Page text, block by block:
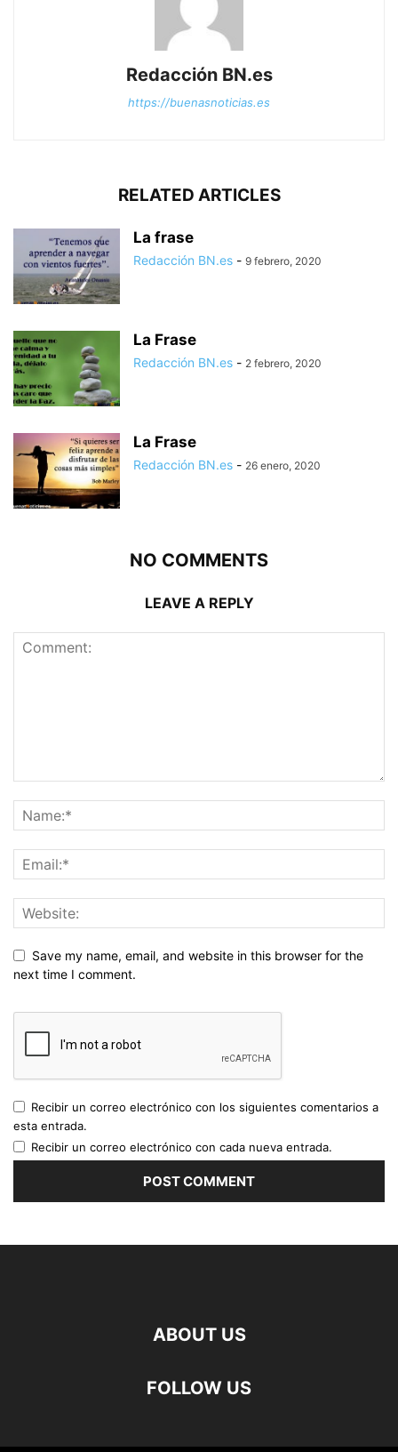
Redacción BN.es
https://buenasnoticias.es
RELATED ARTICLES
La frase
Redacción BN.es - 9 febrero, 2020
La Frase
Redacción BN.es - 2 febrero, 2020
La Frase
Redacción BN.es - 26 enero, 2020
NO COMMENTS
LEAVE A REPLY
Save my name, email, and website in this browser for the
next time I comment.
Recibir un correo electrónico con los siguientes comentarios a
esta entrada.
Recibir un correo electrónico con cada nueva entrada.
ABOUT US
FOLLOW US